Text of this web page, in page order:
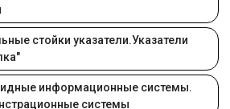
стойки указатели.Указатели
информационные системы.
системы